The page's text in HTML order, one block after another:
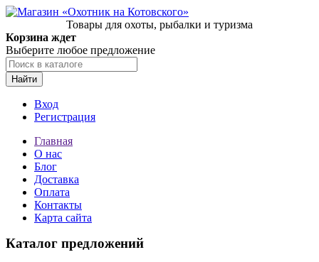
Товары для охоты, рыбалки и туризма
Корзина ждет
Выберите любое предложение
Найти
Вход
Регистрация
Главная
О нас
Блог
Доставка
Оплата
Контакты
Карта сайта
Каталог предложений